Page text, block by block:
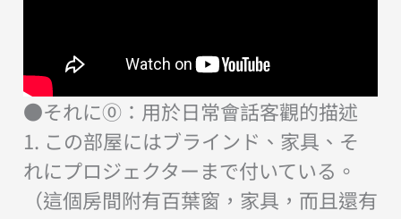
●それに⓪：用於日常會話客觀的描述
1. この部屋にはブラインド、家具、そ
れにプロジェクターまで付いている。
（這個房間附有百葉窗，家具，而且還有